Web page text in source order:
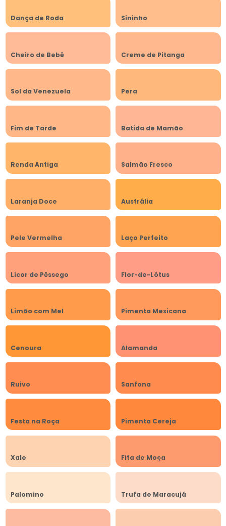
Dança de Roda Sininho
Cheiro de Bebê Creme de Pitanga
Sol da Venezuela Pera
Fim de Tarde Batida de Mamão
Renda Antiga Salmão Fresco
Laranja Doce Austrália
Pele Vermelha Laço Perfeito
Licor de Pêssego Flor-de-Lótus
Limão com Mel Pimenta Mexicana
Cenoura Alamanda
Ruivo Sanfona
Festa na Roça Pimenta Cereja
Xale Fita de Moça
Palomino Trufa de Maracujá